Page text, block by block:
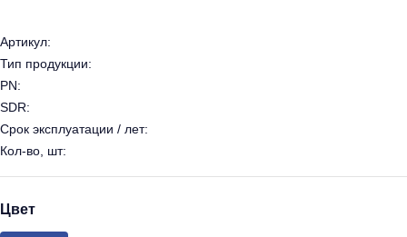
Артикул:
Тип продукции:
PN:
SDR:
Срок эксплуатации / лет:
Кол-во, шт:
Цвет